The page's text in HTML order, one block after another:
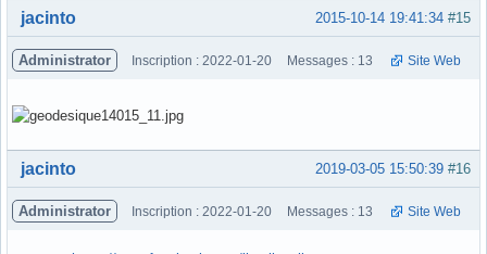
Hors ligne #15
2015-10-14 19:41:34
jacinto
Administrator Inscription : 2022-01-20 Messages : 13 Site Web
Hors ligne #16
2019-03-05 15:50:39
jacinto
Administrator Inscription : 2022-01-20 Messages : 13 Site Web